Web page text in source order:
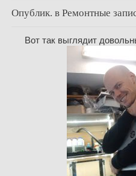
Опублик. в Ремонтные
Вот так выглядит